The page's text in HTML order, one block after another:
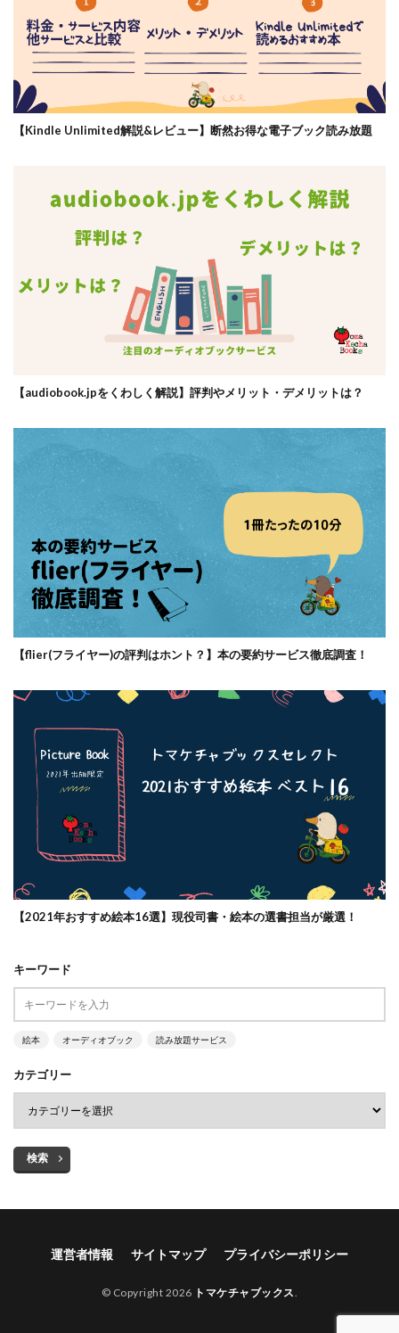
【Kindle Unlimited解説&レビュー】断然お得な電子ブック読み放題
【audiobook.jpをくわしく解説】評判やメリット・デメリットは？
【flier(フライヤー)の評判はホント？】本の要約サービス徹底調査！
【2021年おすすめ絵本16選】現役司書・絵本の選書担当が厳選！
キーワード
絵本 オーディオブック 読み放題サービス
カテゴリー
検索
運営者情報 サイトマップ プライバシーポリシー
© Copyright 2026 トマケチャブックス.